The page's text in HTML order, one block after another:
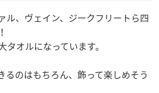
ル、ヴェイン、ジークフリートら四
オルになっています。
るのはもちろん、飾って楽しめそう